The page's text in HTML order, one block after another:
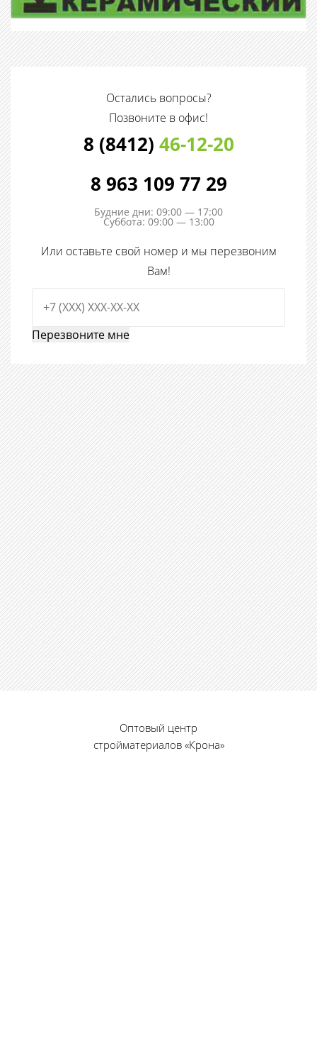
Остались вопросы?
Позвоните в офис!
8 (8412) 46-12-20
8 963 109 77 29
Будние дни: 09:00 — 17:00
Суббота: 09:00 — 13:00
Или оставьте свой номер и мы перезвоним
Вам!
Оптовый центр
стройматериалов «Крона»